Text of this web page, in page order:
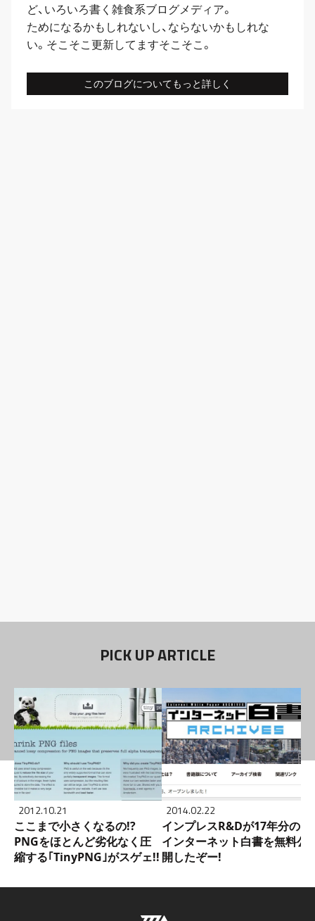
ど、いろいろ書く雑食系ブログメディア。
ためになるかもしれないし、ならないかもしれな
い。そこそこ更新してますそこそこ。
このブログについてもっと詳しく
PICK UP ARTICLE
2012.10.21
ここまで小さくなるの!?
PNGをほとんど劣化なく圧
縮する｢TinyPNG｣がスゲェ!!
2014.02.22
インプレスR&Dが17年分の
インターネット白書を無料公
開したぞー!